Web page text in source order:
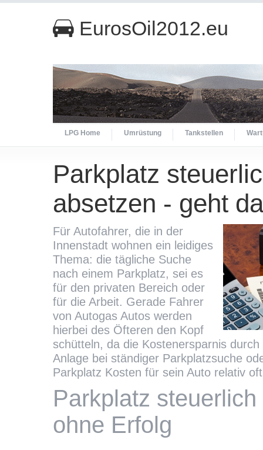
EurosOil2012.eu
LPG Home Umrüstung Tankstellen
Parkplatz
absetzen - geht
Für Autofahrer, die in der
Innenstadt wohnen ein leidiges
Thema: die tägliche Suche
nach einem Parkplatz, sei es
für den privaten Bereich oder
für die Arbeit. Gerade Fahrer
von Autogas Autos werden
hierbei des Öfteren den Kopf
schütteln, da die Kostenersparnis
Anlage bei ständiger Parkplatzsuche
Parkplatz Kosten für sein Auto relativ
Parkplatz
ohne Erfolg